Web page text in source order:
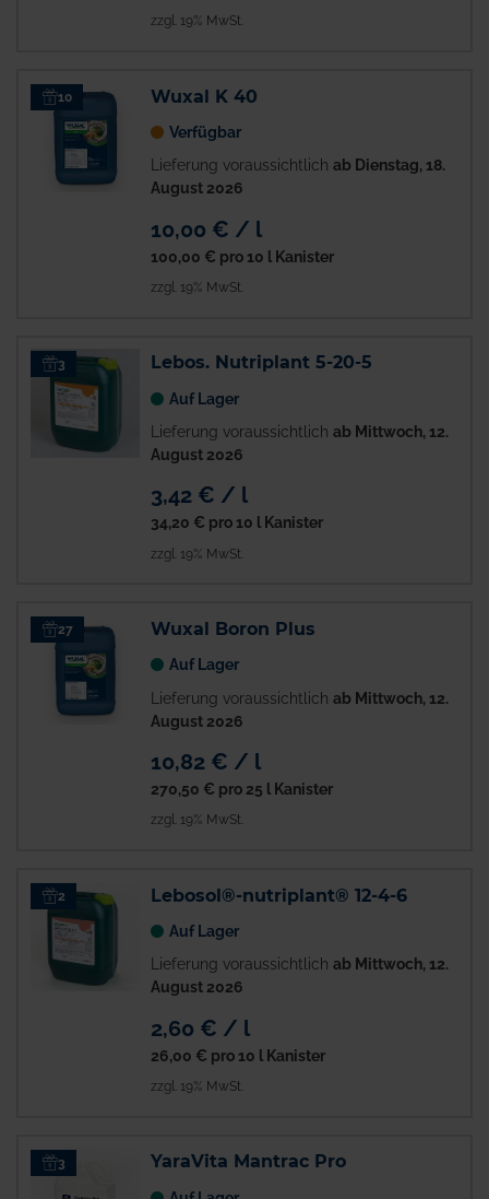
zzgl. 19% MwSt.
10 Wuxal K 40
Verfügbar
Lieferung voraussichtlich ab Dienstag, 18.
August 2026
10,00 € / l
100,00 € pro 10 l Kanister
zzgl. 19% MwSt.
3 Lebos. Nutriplant 5-20-5
Auf Lager
Lieferung voraussichtlich ab Mittwoch, 12.
August 2026
3,42 € / l
34,20 € pro 10 l Kanister
zzgl. 19% MwSt.
27 Wuxal Boron Plus
Auf Lager
Lieferung voraussichtlich ab Mittwoch, 12.
August 2026
10,82 € / l
270,50 € pro 25 l Kanister
zzgl. 19% MwSt.
2 Lebosol®-nutriplant® 12-4-6
Auf Lager
Lieferung voraussichtlich ab Mittwoch, 12.
August 2026
2,60 € / l
26,00 € pro 10 l Kanister
zzgl. 19% MwSt.
3 YaraVita Mantrac Pro